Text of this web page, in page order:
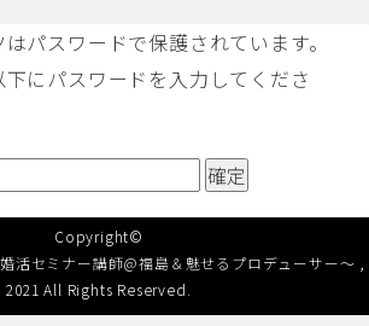
パスワードで保護されています。
にパスワードを入力してくださ
Copyright©
活セミナー講師@福島＆魅せるプロデューサー～
2021 All Rights Reserved.